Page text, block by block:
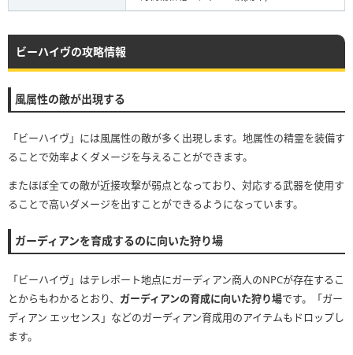
ビーハイヴの攻略情報
風属性の敵が出現する
「ビーハイヴ」には風属性の敵が多く出現します。地属性の精霊を装備す
ることで効率よくダメージを与えることができます。
またほぼ全ての敵が近接攻撃が弱点となっており、対応する武器を使用す
ることで高いダメージを出すことができるようになっています。
ガーディアンを育成するのに向いた狩り場
「ビーハイヴ」はテレポート地点にガーディアン商人のNPCが存在するこ
とからもわかるとおり、 ガーディアンの育成に向いた狩り場です。「ガー
ディアン エッセンス」などのガーディアン育成用のアイテムもドロップし
ます。